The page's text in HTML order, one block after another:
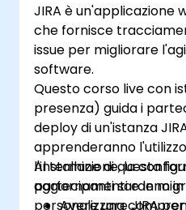
JIRA è un'applicazione
che fornisce
issue per migliorare
software.
Questo corso live con
presenza) guida i
deploy di un'istanza
apprenderanno
l'installazione, la
aggiornamenti e le
personalizzare JIRA
Al termine di questa
partecipanti saranno in
Avere una